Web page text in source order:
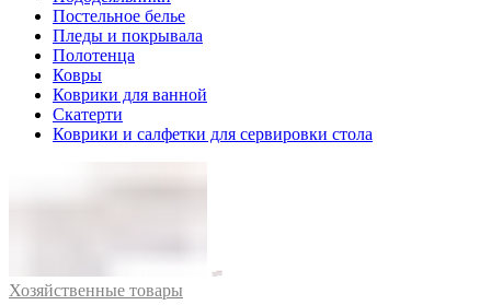
Постельное белье
Пледы и покрывала
Полотенца
Ковры
Коврики для ванной
Скатерти
Коврики и салфетки для сервировки стола
Хозяйственные товары